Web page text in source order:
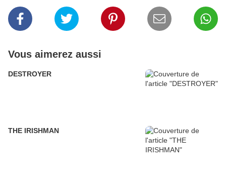
Vous aimerez aussi
DESTROYER
THE IRISHMAN